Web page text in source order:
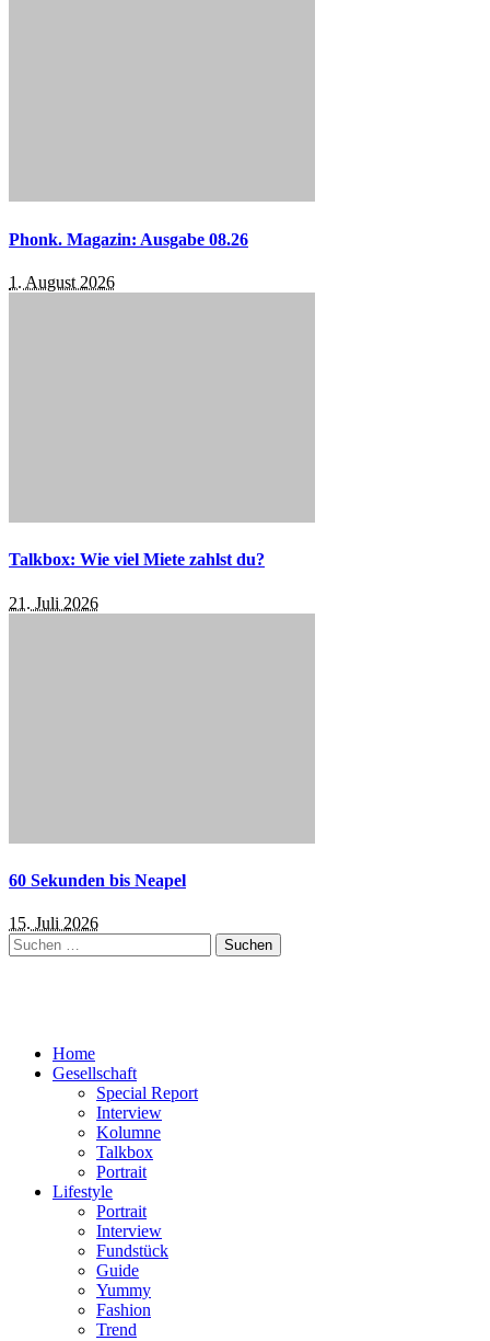
Phonk. Magazin: Ausgabe 08.26
1. August 2026
Talkbox: Wie viel Miete zahlst du?
21. Juli 2026
60 Sekunden bis Neapel
15. Juli 2026
Suchen
nach:
Home
Gesellschaft
Special Report
Interview
Kolumne
Talkbox
Portrait
Lifestyle
Portrait
Interview
Fundstück
Guide
Yummy
Fashion
Trend